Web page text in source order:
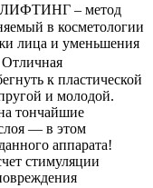
ЛИФТИНГ – метод
в косметологии
лица и уменьшения
к пластической
и молодой.
тончайшие
— в этом
аппарата!
стимуляции